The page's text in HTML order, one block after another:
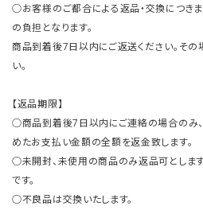
○お客様のご都合による返品・交換につき
の負担となります。
商品到着後7日以内にご返送ください。そ
い。
【返品期限】
○商品到着後7日以内にご連絡の場合のみ
めたお支払い金額の全額を返金致します。
○未開封、未使用の商品のみ返品可としま
です。
○不良品は交換いたします。